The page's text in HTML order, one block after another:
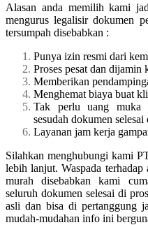
Alasan anda memilih kami
mengurus legalisir dokumen
tersumpah disebabkan :
Punya izin resmi dari
Proses pesat dan dijamin
Memberikan
Menghemat biaya buat
Tak perlu uang muka
sesudah dokumen selesai
Layanan jam kerja
Silahkan menghubungi kami
lebih lanjut. Waspada terhadap
murah disebabkan kami
seluruh dokumen selesai di
asli dan bisa di pertanggung
mudah-mudahan info ini